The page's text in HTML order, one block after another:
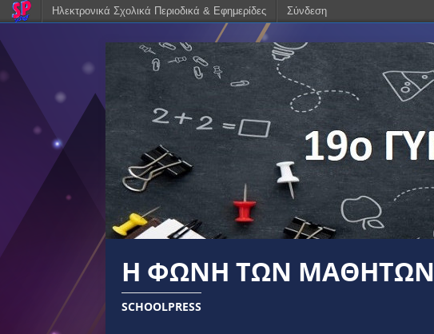
Η ΦΩΝΉ ΤΩΝ ΜΑΘΗΤΏΝ
SCHOOLPRESS
Ηλεκτρονικά Σχολικά Περιοδικά & Εφημερίδες Σύνδεση